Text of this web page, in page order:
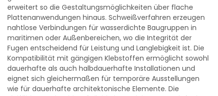
erweitert so die Gestaltungsmöglichkeiten über flache
Plattenanwendungen hinaus. Schweißverfahren erzeugen
nahtlose Verbindungen für wasserdichte Baugruppen in
maritimen oder Außenbereichen, wo die Integrität der
Fugen entscheidend für Leistung und Langlebigkeit ist. Die
Kompatibilität mit gängigen Klebstoffen ermöglicht sowohl
dauerhafte als auch halbdauerhafte Installationen und
eignet sich gleichermaßen für temporäre Ausstellungen
wie für dauerhafte architektonische Elemente. Die